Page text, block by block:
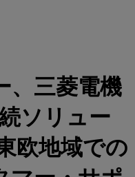
、三菱電機
ソリュー
欧地域での